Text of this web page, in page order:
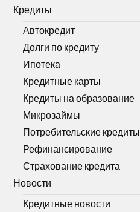
Кредиты
Автокредит
Долги по кредиту
Ипотека
Кредитные карты
Кредиты на образование
Микрозаймы
Потребительские кредиты
Рефинансирование
Страхование кредита
Новости
Кредитные новости